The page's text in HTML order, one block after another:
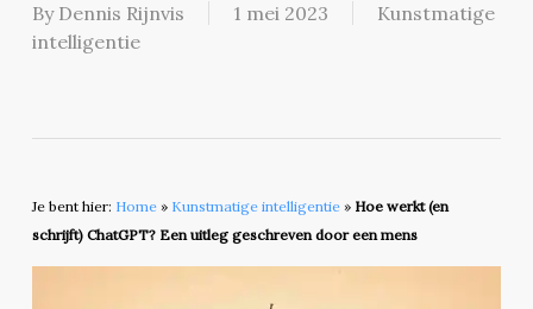
By Dennis Rijnvis 1 mei 2023
Kunstmatige
intelligentie
Je bent hier: Home» Kunstmatige intelligentie» Hoe werkt (en
schrijft) ChatGPT? Een uitleg geschreven door een mens